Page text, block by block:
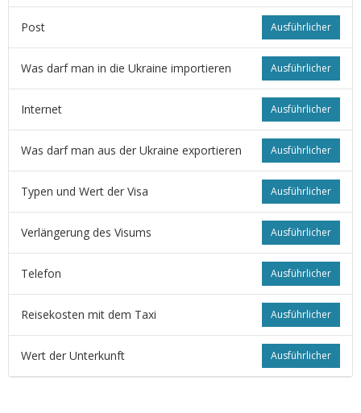
Ausführlicher
Post
Ausführlicher
Was darf man in die Ukraine importieren
Ausführlicher
Internet
Ausführlicher
Was darf man aus der Ukraine exportieren
Ausführlicher
Typen und Wert der Visa
Ausführlicher
Verlängerung des Visums
Ausführlicher
Telefon
Ausführlicher
Reisekosten mit dem Taxi
Ausführlicher
Wert der Unterkunft